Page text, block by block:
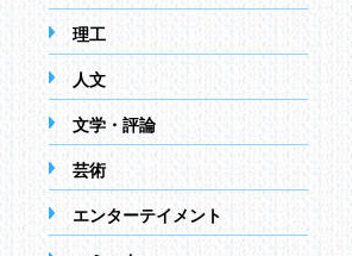
理工
人文
文学・評論
芸術
エンターテイメント